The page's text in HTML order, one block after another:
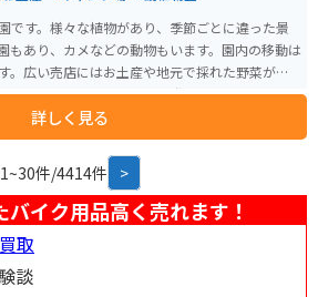
です。様々な植物があり、季節ごとに違った景
もあり、カメなどの動物もいます。園内の移動は
。広い売店にはお土産や地元で採れた野菜が売
むこともできます。山道を登ったところにあ
す。詳しく見る
1~30件/4414件 >
バイク用品高く売れます！
取
談